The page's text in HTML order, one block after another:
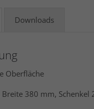
Downloads
Oberfläche
Breite 380 mm, Schenkel